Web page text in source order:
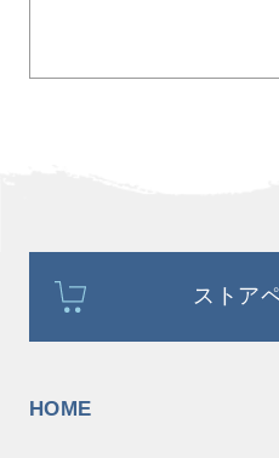
ストア
HOME